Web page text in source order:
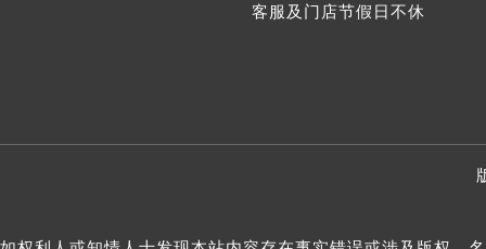
客服及门店节假日不休